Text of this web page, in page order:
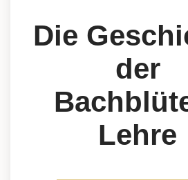
Die
der
Lehre